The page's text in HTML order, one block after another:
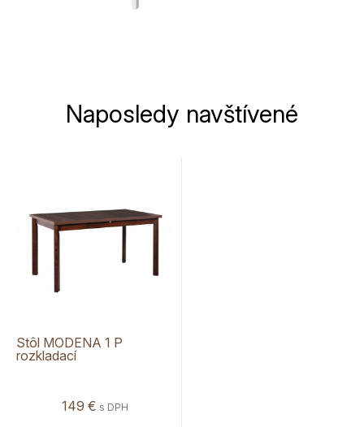
Naposledy navštívené
Stôl MODENA 1 P
rozkladací
149 € s DPH